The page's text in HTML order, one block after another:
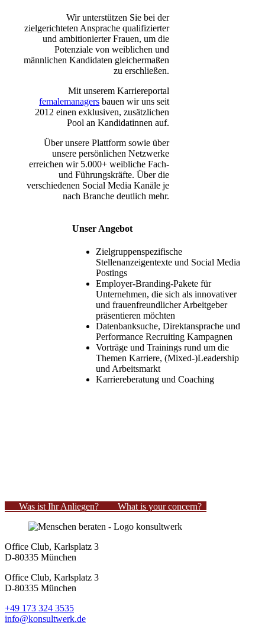
Wir unterstützen Sie bei der
zielgerichteten Ansprache qualifizierter
und ambitionierter Frauen, um die
Potenziale von weiblichen und
männlichen Kandidaten gleichermaßen
zu erschließen.
Mit unserem Karriereportal
femalemanagers bauen wir uns seit
2012 einen exklusiven, zusätzlichen
Pool an Kandidatinnen auf.
Über unsere Plattform sowie über
unsere persönlichen Netzwerke
erreichen wir 5.000+ weibliche Fach-
und Führungskräfte. Über die
verschiedenen Social Media Kanäle je
nach Branche deutlich mehr.
Unser Angebot
Zielgruppenspezifische
Stellenanzeigentexte und Social Media
Postings
Employer-Branding-Pakete für
Unternehmen, die sich als innovativer
und frauenfreundlicher Arbeitgeber
präsentieren möchten
Datenbanksuche, Direktansprache und
Performance Recruiting Kampagnen
Vorträge und Trainings rund um die
Themen Karriere, (Mixed-)Leadership
und Arbeitsmarkt
Karriereberatung und Coaching
Footer
Was ist Ihr Anliegen? What is your concern?
Office Club, Karlsplatz 3
D-80335 München
Office Club, Karlsplatz 3
D-80335 München
+49 173 324 3535
info@konsultwerk.de